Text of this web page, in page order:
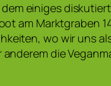
einiges diskutiert
am Marktgraben
wo wir uns
die